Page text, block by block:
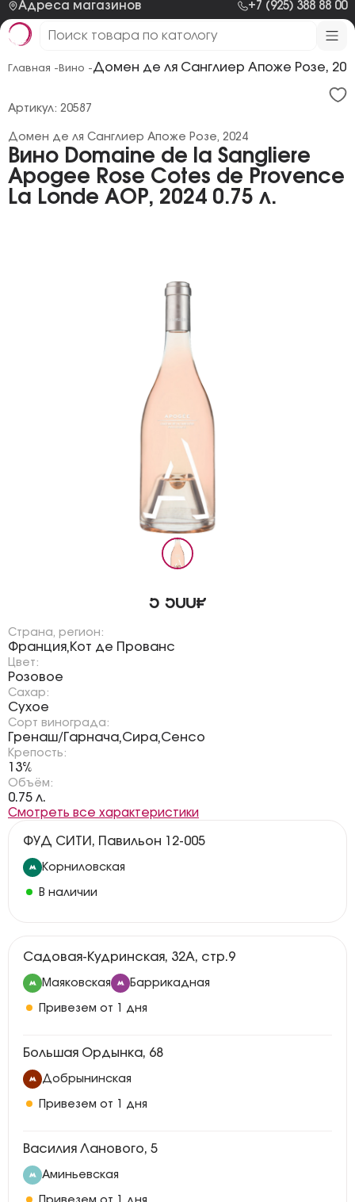
Адреса магазинов +7 (925) 388 88 00
Главная - Вино -Домен де ля Санглиер Апоже Розе,
Вино Domaine de la Sangliere
Apogee Rose Cotes de Provence
La Londe AOP, 2024 0.75 л.
Домен де ля Санглиер Апоже Розе, 2024
Артикул: 20587
5 500₽
Страна, регион:
Франция,Кот де Прованс
Цвет:
Розовое
Сахар:
Сухое
Сорт винограда:
Гренаш/Гарнача,Сира,Сенсо
Крепость:
13%
Объём:
0.75 л.
Смотреть все характеристики
ФУД СИТИ, Павильон 12-005
Корниловская
В наличии
Садовая-Кудринская, 32А, стр.9
Маяковская Баррикадная
Привезем от 1 дня
Большая Ордынка, 68
Добрынинская
Привезем от 1 дня
Василия Ланового, 5
Аминьевская